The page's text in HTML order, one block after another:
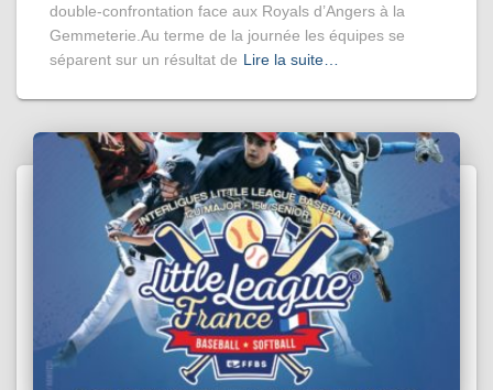
double-confrontation face aux Royals d’Angers à la
Gemmeterie.Au terme de la journée les équipes se
séparent sur un résultat de Lire la suite…